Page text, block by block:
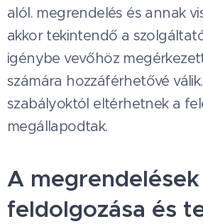
alól. megrendelés és annak
akkor tekintendő a
igénybe vevőhöz
számára hozzáférhetővé
szabályoktól eltérhetnek a
megállapodtak.
A megrendelések
feldolgozása és